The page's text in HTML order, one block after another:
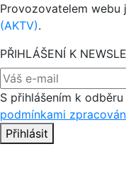
Provozovatelem webu
(AKTV).
PŘIHLÁŠENÍ K
S přihlášením k
podmínkami
Přihlásit